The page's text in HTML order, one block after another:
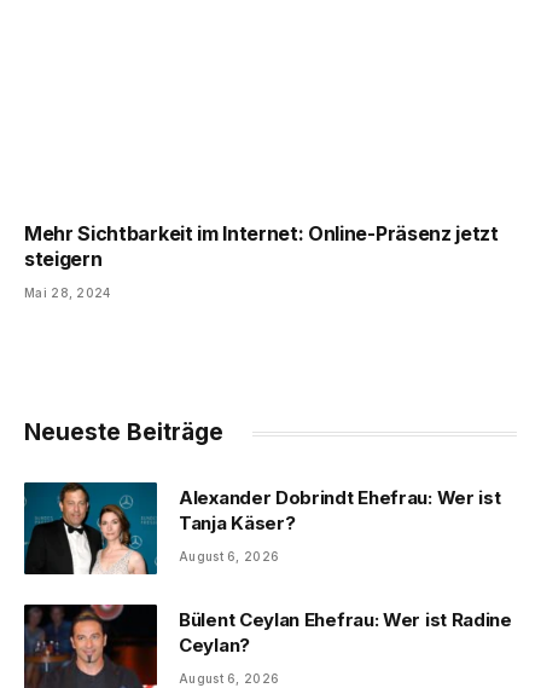
Mehr Sichtbarkeit im Internet: Online-Präsenz jetzt
steigern
Mai 28, 2024
Neueste Beiträge
Alexander Dobrindt Ehefrau: Wer ist
Tanja Käser?
August 6, 2026
Bülent Ceylan Ehefrau: Wer ist Radine
Ceylan?
August 6, 2026